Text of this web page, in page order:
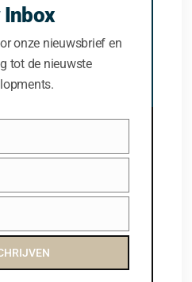
Inbox
onze nieuwsbrief en
tot de nieuwste